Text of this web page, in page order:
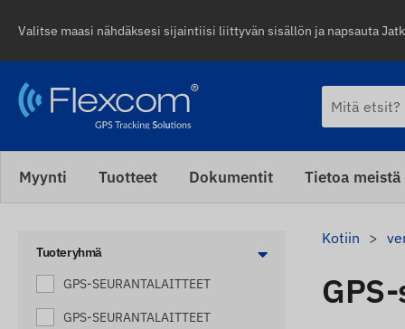
Valitse maasi nähdäksesi sijaintiisi liittyvän sisällön ja napsauta
Myynti Tuotteet Dokumentit Tietoa meistä
Tuoteryhmä
GPS-SEURANTALAITTEET
GPS-SEURANTALAITTEET
Kotiin